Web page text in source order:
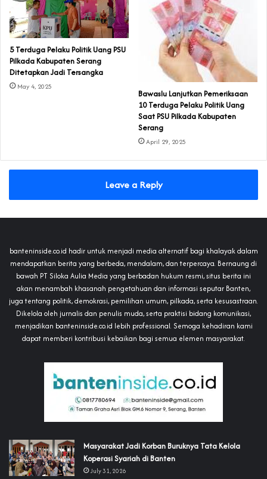
5 Terduga Pelaku Politik Uang PSU
Pilkada Kabupaten Serang
Ditetapkan Jadi Tersangka
May 4, 2025
Bawaslu Lanjutkan Pemeriksaan
10 Terduga Pelaku Politik Uang
Saat PSU Pilkada Kabupaten
Serang
April 29, 2025
Leave a Reply
banteninside.co.id hadir untuk menjadi media alternatif bagi khalayak dalam
mendapatkan berita yang berbeda, mendalam, dan terpercaya. Bernaung di
bawah PT Siloka Aulia Media yang berbadan hukum resmi, situs berita ini
akan menambah khasanah pengetahuan dan informasi seputar Banten,
juga tentang politik, demokrasi, pemilihan umum, pilkada, serta kesusastraan.
Dikelola oleh jurnalis dan penulis muda, serta praktisi bidang komunikasi,
menjadikan banteninside.co.id lebih professional. Semoga kehadiran kami
dapat memberi kontribusi kebaikan bagi semua elemen masyarakat.
‎Masyarakat Jadi Korban Buruknya Tata Kelola
Koperasi Syariah di Banten
July 31, 2026